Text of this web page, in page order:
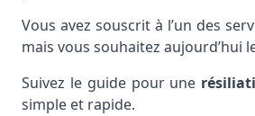
Vous avez souscrit à l’un des
mais vous souhaitez aujourd’hui
Suivez le guide pour une
simple et rapide.